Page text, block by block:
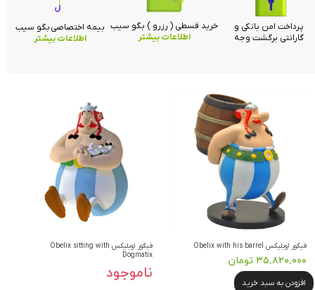
فیگور اوبلیکس Obelix with his barrel
۳۵,۸۲۰,۰۰۰ تومان
افزودن به سبد خرید
فیگور اوبلیکس Obelix sitting with
Dogmatix
ناموجود
خرید قسطی ( رزرو ) بگو سیب
اطلاعات بیشتر
پرداخت امن بانکی و
گارانتی برگشت وجه
بیمه اختصاصی بگو سیب
اطلاعات بیشتر